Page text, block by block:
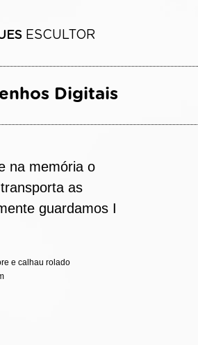
na memória o
as
guardamos I
e calhau rolado